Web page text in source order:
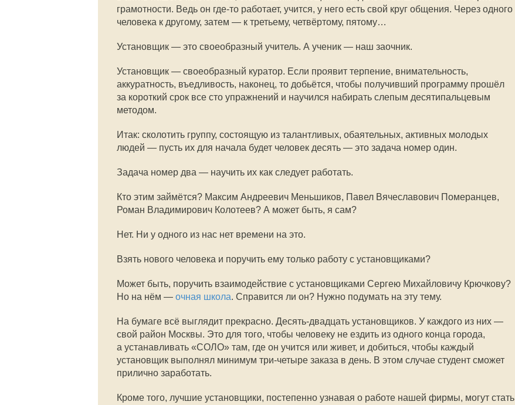
грамотности. Ведь он где-то работает, учится, у него есть свой круг общения. Через одного
человека к другому, затем — к третьему, четвёртому, пятому…
Установщик — это своеобразный учитель. А ученик — наш заочник.
Установщик — своеобразный куратор. Если проявит терпение, внимательность,
аккуратность, въедливость, наконец, то добьётся, чтобы получивший программу прошёл
за короткий срок все сто упражнений и научился набирать слепым десятипальцевым
методом.
Итак: сколотить группу, состоящую из талантливых, обаятельных, активных молодых
людей — пусть их для начала будет человек десять — это задача номер один.
Задача номер два — научить их как следует работать.
Кто этим займётся? Максим Андреевич Меньшиков, Павел Вячеславович Померанцев,
Роман Владимирович Колотеев? А может быть, я сам?
Нет. Ни у одного из нас нет времени на это.
Взять нового человека и поручить ему только работу с установщиками?
Может быть, поручить взаимодействие с установщиками Сергею Михайловичу Крючкову?
Но на нём — очная школа. Справится ли он? Нужно подумать на эту тему.
На бумаге всё выглядит прекрасно. Десять-двадцать установщиков. У каждого из них —
свой район Москвы. Это для того, чтобы человеку не ездить из одного конца города,
а устанавливать «СОЛО» там, где он учится или живет, и добиться, чтобы каждый
установщик выполнял минимум три-четыре заказа в день. В этом случае студент сможет
прилично заработать.
Кроме того, лучшие установщики, постепенно узнавая о работе нашей фирмы, могут стать